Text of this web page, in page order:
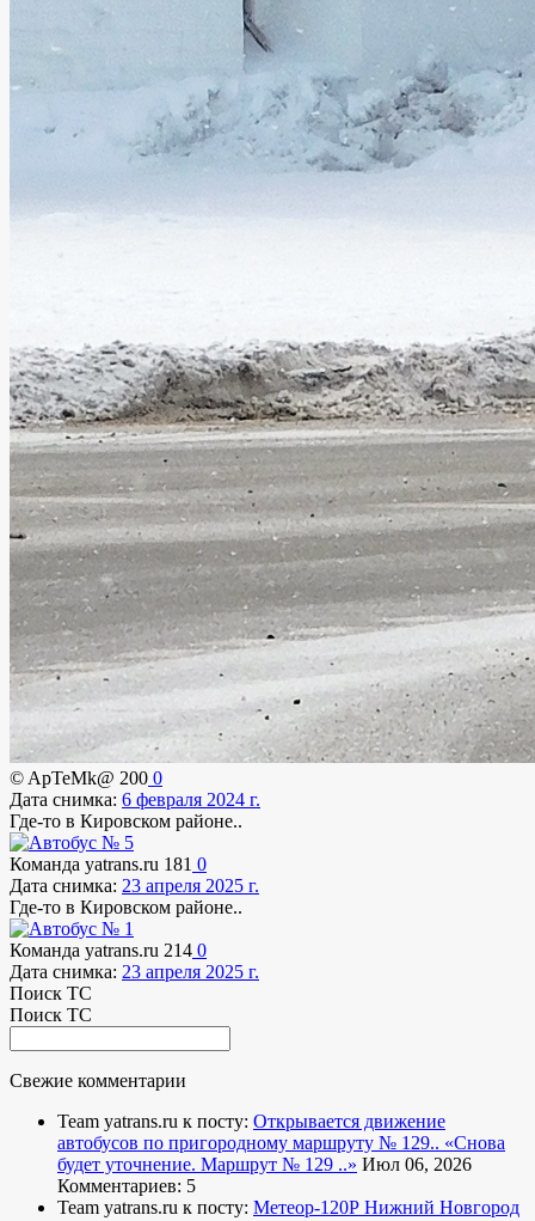
© ApTeMk@ 200 0
Дата снимка: 6 февраля 2024 г.
Где-то в Кировском районе..
Команда yatrans.ru 181 0
Дата снимка: 23 апреля 2025 г.
Где-то в Кировском районе..
Команда yatrans.ru 214 0
Дата снимка: 23 апреля 2025 г.
Поиск ТС
Поиск ТС
Свежие комментарии
Team yatrans.ru к посту: Открывается движение
автобусов по пригородному маршруту № 129.. «Снова
будет уточнение. Маршрут № 129 ..» Июл 06, 2026
Комментариев: 5
Team yatrans.ru к посту: Метеор-120Р Нижний Новгород